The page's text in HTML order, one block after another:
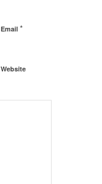
Email *
Website